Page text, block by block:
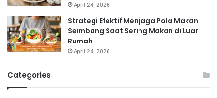
April 24, 2026
Strategi Efektif Menjaga Pola Makan
Seimbang Saat Sering Makan di Luar
Rumah
April 24, 2026
Categories